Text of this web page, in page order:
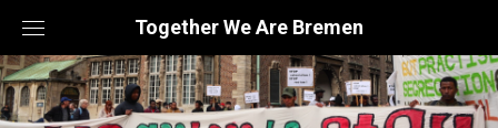
content
Together We Are Bremen